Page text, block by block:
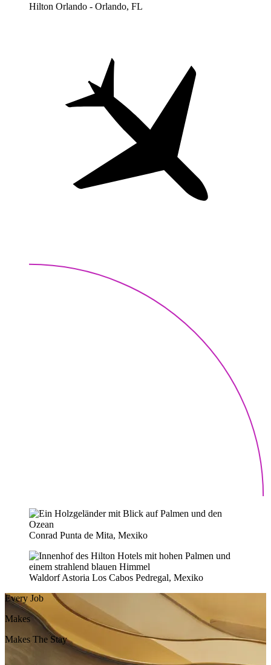
Hilton Orlando - Orlando, FL
Conrad Punta de Mita, Mexiko
Waldorf Astoria Los Cabos Pedregal, Mexiko
Every Job
Makes
Makes The Stay